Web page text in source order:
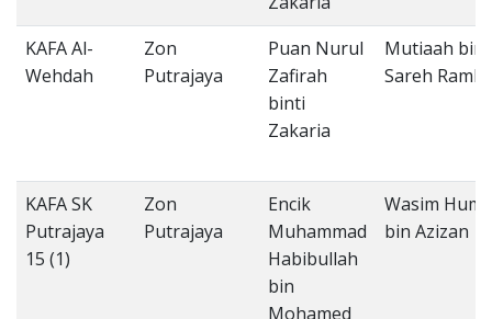
KAFA Al-
Wehdah
Zon
Putrajaya
Puan Nurul
Zafirah
binti
Zakaria
Mutiaah
Sareh Ramli
KAFA SK
Putrajaya
15 (1)
Zon
Putrajaya
Encik
Muhammad
Habibullah
bin
Mohamed
Wasim
bin Azizan